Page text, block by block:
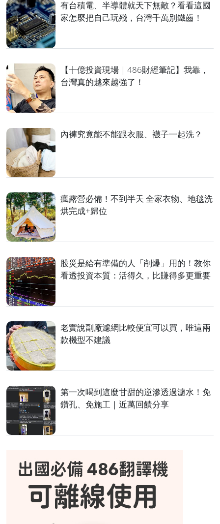
有台積電、半導體就天下無敵？看看這國
家怎麼把自己玩殘，台灣千萬別鐵齒！
【十億投資現場｜486財經筆記】我靠，
台灣真的越來越強了！
內褲究竟能不能跟衣服、襪子一起洗？
瘋露營必備！不到半天 全家衣物、地毯洗
烘完成+歸位
股災是給有準備的人「削爆」用的！教你
看透投資本質：活得久，比賺得多更重要
老實說副廠濾網比較便宜可以買，唯這兩
款機型不建議
第一次喝到這麼甘甜的逆滲透過濾水！免
鑽孔、免施工｜近萬回饋分享